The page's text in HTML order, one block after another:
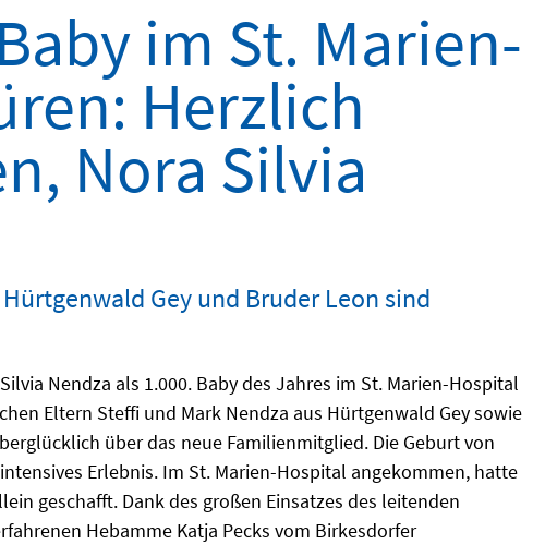
im St. Marien-
Herzlich
Nora Silvia
Gey und Bruder Leon sind
Nendza als 1.000. Baby des Jahres im St. Marien-Hospital
Eltern Steffi und Mark Nendza aus Hürtgenwald Gey sowie
über das neue Familienmitglied. Die Geburt von
Erlebnis. Im St. Marien-Hospital angekommen, hatte
geschafft. Dank des großen Einsatzes des leitenden
Hebamme Katja Pecks vom Birkesdorfer